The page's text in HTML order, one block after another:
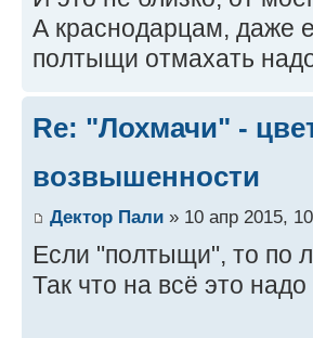
А краснодарцам, даже
полтыщи отмахать
Re: "Лохмачи" -
возвышенности
Дектор Пали » 10 апр 2015,
Если "полтыщи", то по
Так что на всё это